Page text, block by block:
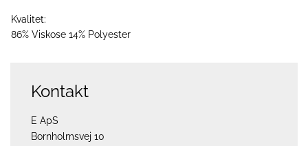
Kvalitet:
86% Viskose 14% Polyester
Kontakt
E ApS
Bornholmsvej 10